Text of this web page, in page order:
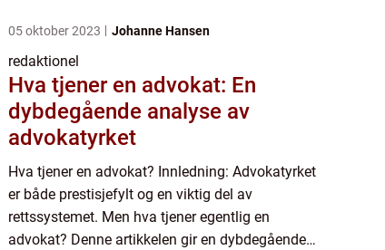
05 oktober 2023 Johanne Hansen
redaktionel
Hva tjener en advokat: En
dybdegående analyse av
advokatyrket
Hva tjener en advokat? Innledning: Advokatyrket
er både prestisjefylt og en viktig del av
rettssystemet. Men hva tjener egentlig en
advokat? Denne artikkelen gir en dybdegående